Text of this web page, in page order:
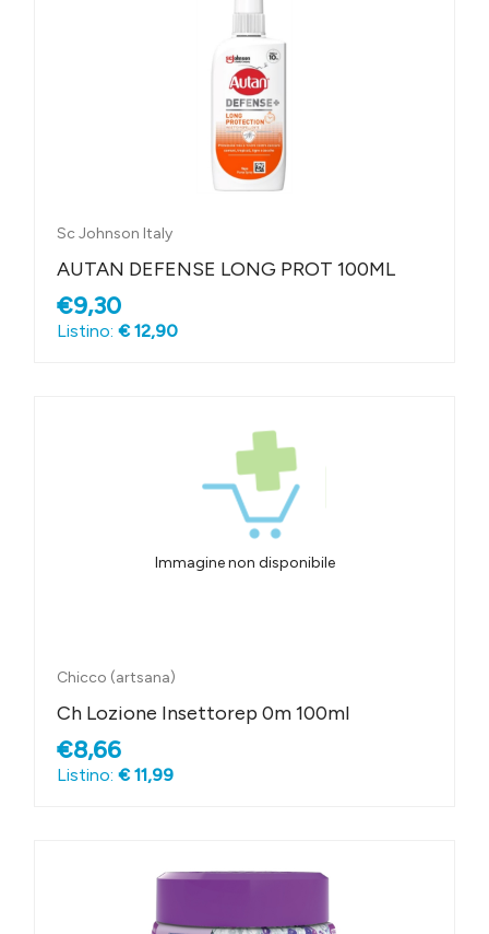
Sc Johnson Italy
AUTAN DEFENSE LONG PROT 100ML
€9,30
Listino: € 12,90
Immagine non disponibile
Chicco (artsana)
Ch Lozione Insettorep 0m 100ml
€8,66
Listino: € 11,99